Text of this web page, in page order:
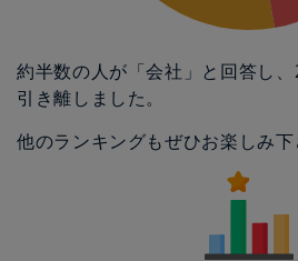
約半数の人が「会社」と回答し、
引き離しました。
他のランキングもぜひお楽しみ下